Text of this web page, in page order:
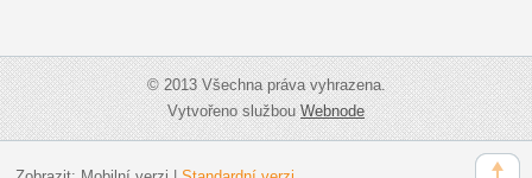
© 2013 Všechna práva vyhrazena.
Vytvořeno službouWebnode